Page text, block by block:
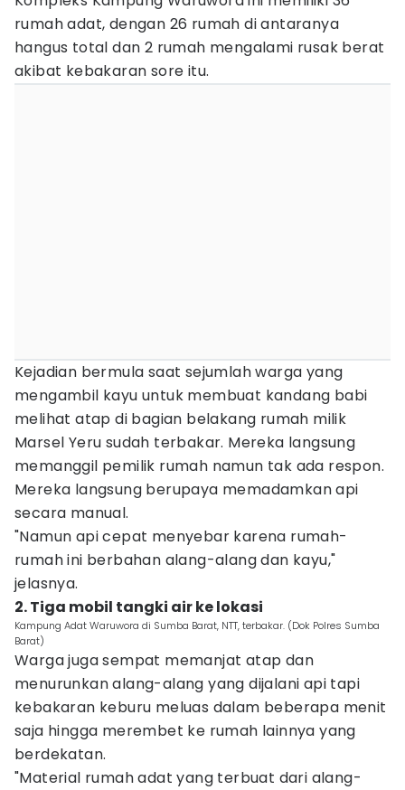
rumah adat, dengan 26 rumah di antaranya
hangus total dan 2 rumah mengalami rusak berat
akibat kebakaran sore itu.
Kejadian bermula saat sejumlah warga yang
mengambil kayu untuk membuat kandang babi
melihat atap di bagian belakang rumah milik
Marsel Yeru sudah terbakar. Mereka langsung
memanggil pemilik rumah namun tak ada respon.
Mereka langsung berupaya memadamkan api
secara manual.
"Namun api cepat menyebar karena rumah-
rumah ini berbahan alang-alang dan kayu,"
jelasnya.
2. Tiga mobil tangki air ke lokasi
Kampung Adat Waruwora di Sumba Barat, NTT, terbakar. (Dok Polres Sumba
Barat)
Warga juga sempat memanjat atap dan
menurunkan alang-alang yang dijalani api tapi
kebakaran keburu meluas dalam beberapa menit
saja hingga merembet ke rumah lainnya yang
berdekatan.
"Material rumah adat yang terbuat dari alang-